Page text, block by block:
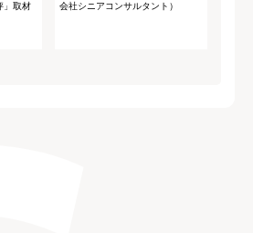
」取材
会社シニアコンサルタント）